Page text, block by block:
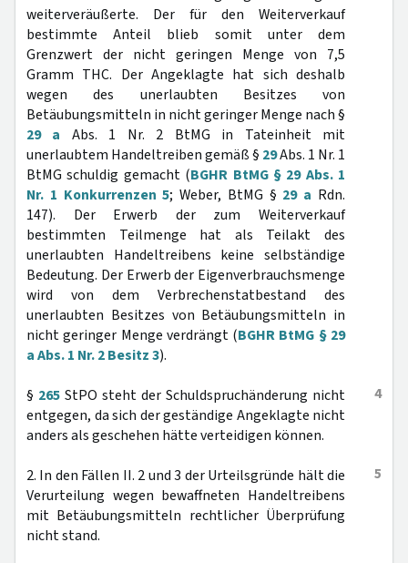
weiterveräußerte. Der für den Weiterverkauf
bestimmte Anteil blieb somit unter dem
Grenzwert der nicht geringen Menge von 7,5
Gramm THC. Der Angeklagte hat sich deshalb
wegen des unerlaubten Besitzes von
Betäubungsmitteln in nicht geringer Menge nach §
29 a Abs. 1 Nr. 2 BtMG in Tateinheit mit
unerlaubtem Handeltreiben gemäß § 29Abs. 1 Nr. 1
BtMG schuldig gemacht (BGHR BtMG § 29 Abs. 1
Nr. 1 Konkurrenzen 5; Weber, BtMG § 29 a Rdn.
147). Der Erwerb der zum Weiterverkauf
bestimmten Teilmenge hat als Teilakt des
unerlaubten Handeltreibens keine selbständige
Bedeutung. Der Erwerb der Eigenverbrauchsmenge
wird von dem Verbrechenstatbestand des
unerlaubten Besitzes von Betäubungsmitteln in
nicht geringer Menge verdrängt (BGHR BtMG § 29
a Abs. 1 Nr. 2 Besitz 3).
4
§ 265 StPO steht der Schuldspruchänderung nicht
entgegen, da sich der geständige Angeklagte nicht
anders als geschehen hätte verteidigen können.
5
2. In den Fällen II. 2 und 3 der Urteilsgründe hält die
Verurteilung wegen bewaffneten Handeltreibens
mit Betäubungsmitteln rechtlicher Überprüfung
nicht stand.